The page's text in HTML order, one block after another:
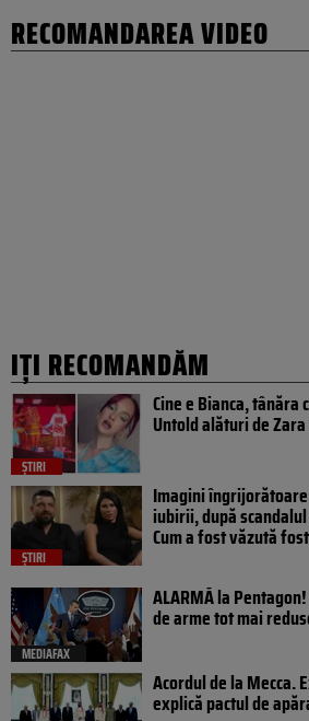
RECOMANDAREA VIDEO
IȚI RECOMANDĂM
ȘTIRI
Cine e Bianca, tânăra
Untold alături de
ȘTIRI
Imagini
iubirii, după
Cum a fost văzută
MEDIAFAX
ALARMĂ la
de arme tot mai
Acordul de la Mecca.
explică pactul de